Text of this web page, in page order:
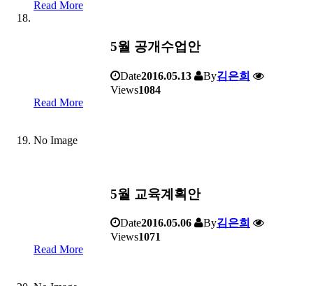
Read More
5월 공개수업안
Date2016.05.13 By김은희
Views1084
Read More
No Image
5월 교육계획안
Date2016.05.06 By김은희
Views1071
Read More